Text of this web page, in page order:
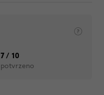
7 / 10
potvrzeno